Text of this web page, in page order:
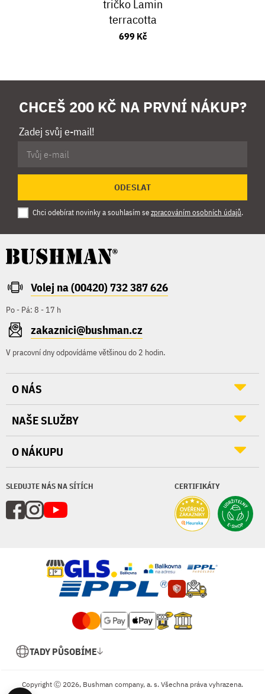
tričko Lamin
terracotta
699 Kč
CHCEŠ 200 KČ NA PRVNÍ NÁKUP?
Zadej svůj e-mail!
ODESLAT
Chci odebírat novinky a souhlasím sezpracováním osobních údajů.
Volej na (00420) 732 387 626
Po - Pá: 8 - 17 h
zakaznici@bushman.cz
V pracovní dny odpovídáme většinou do 2 hodin.
SLEDUJTE NÁS NA SÍTÍCH CERTIFIKÁTY
O NÁS
NAŠE SLUŽBY
O NÁKUPU
TADY PŮSOBÍME
Copyright Ⓒ 2026, Bushman company, a. s. Všechna práva vyhrazena.